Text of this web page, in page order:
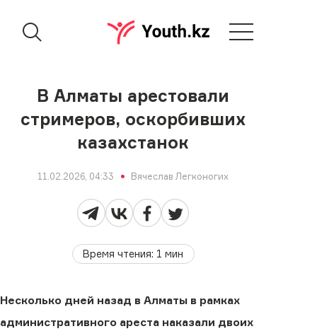
В Алматы арестовали
стримеров, оскорбивших
казахстанок
11.02.2026, 04:33 Вячеслав Легконогих
Время чтения: 1 мин
Несколько дней назад в Алматы в рамках
административного ареста наказали двоих